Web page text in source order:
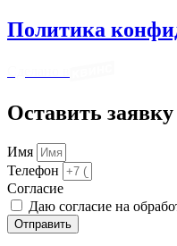
Политика
Оставить заявку
Имя
Телефон
Cогласие
Даю согласие на
Отправить